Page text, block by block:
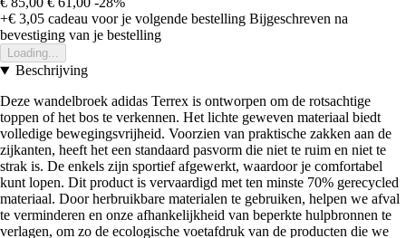
+€ 3,05 cadeau voor je volgende bestelling Bijgeschreven na
bevestiging van je bestelling
Loading...
Beschrijving
Deze wandelbroek adidas Terrex is ontworpen om de rotsachtige
toppen of het bos te verkennen. Het lichte geweven materiaal biedt
volledige bewegingsvrijheid. Voorzien van praktische zakken aan de
zijkanten, heeft het een standaard pasvorm die niet te ruim en niet te
strak is. De enkels zijn sportief afgewerkt, waardoor je comfortabel
kunt lopen. Dit product is vervaardigd met ten minste 70% gerecycled
materiaal. Door herbruikbare materialen te gebruiken, helpen we afval
te verminderen en onze afhankelijkheid van beperkte hulpbronnen te
verlagen, om zo de ecologische voetafdruk van de producten die we